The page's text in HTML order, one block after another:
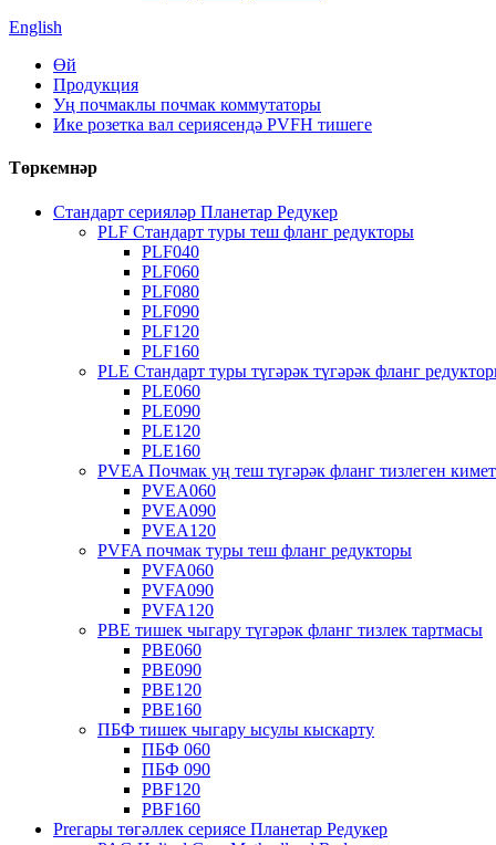
English
Өй
Продукция
Уң почмаклы почмак коммутаторы
Ике розетка вал сериясендә PVFH тишеге
Төркемнәр
Стандарт серияләр Планетар Редукер
PLF Стандарт туры теш фланг редукторы
PLF040
PLF060
PLF080
PLF090
PLF120
PLF160
PLE Стандарт туры түгәрәк түгәрәк фланг
PLE060
PLE090
PLE120
PLE160
PVEA Почмак уң теш түгәрәк фланг тизлеген
PVEA060
PVEA090
PVEA120
PVFA почмак туры теш фланг редукторы
PVFA060
PVFA090
PVFA120
PBE тишек чыгару түгәрәк фланг тизлек тартмасы
PBE060
PBE090
PBE120
PBE160
ПБФ тишек чыгару ысулы кыскарту
ПБФ 060
ПБФ 090
PBF120
PBF160
Preгары төгәллек сериясе Планетар Редукер